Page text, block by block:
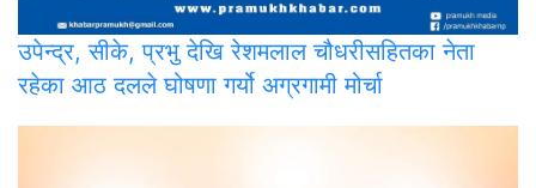
उपेन्द्र, सीके, प्रभु देखि रेशमलाल चौधरीसहितका नेता
रहेका आठ दलले घोषणा गर्यो अग्रगामी मोर्चा